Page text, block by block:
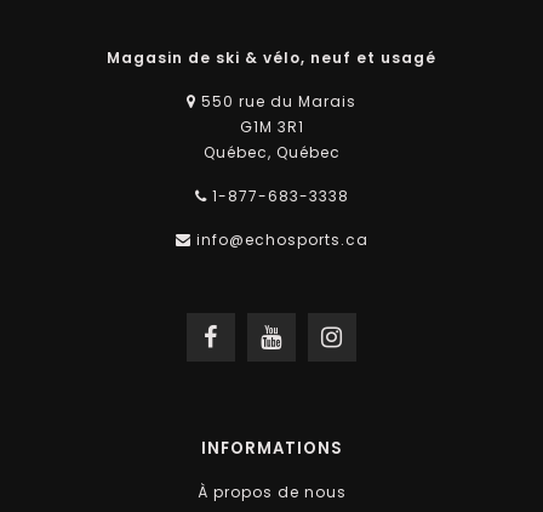
Magasin de ski & vélo, neuf et usagé
550 rue du Marais
G1M 3R1
Québec, Québec
1-877-683-3338
info@echosports.ca
INFORMATIONS
À propos de nous